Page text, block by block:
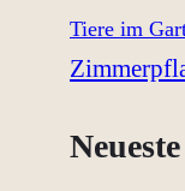
Tiere im